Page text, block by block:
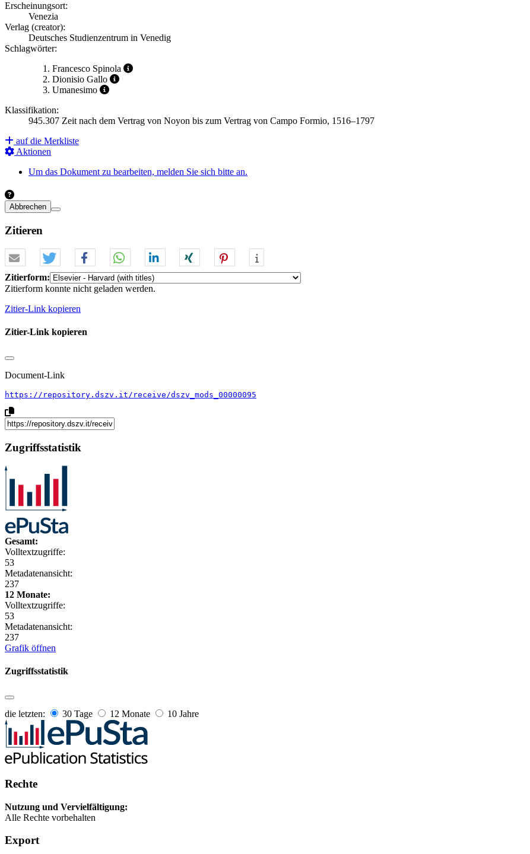
Erscheinungsort:
Venezia
Verlag (creator):
Deutsches Studienzentrum in Venedig
Schlagwörter:
Francesco Spinola
Dionisio Gallo
Umanesimo
Klassifikation:
945.307 Zeit nach dem Vertrag von Noyon bis zum Vertrag von Campo Formio, 1516–1797
auf die Merkliste
Aktionen
Um das Dokument zu bearbeiten, melden Sie sich bitte an.
Abbrechen
Zitieren
Zitierform:
Zitierform konnte nicht geladen werden.
Zitier-Link kopieren
Zitier-Link kopieren
Document-Link
https://repository.dszv.it/receive/dszv_mods_00000095
Zugriffsstatistik
Gesamt:
Volltextzugriffe:
53
Metadatenansicht:
237
12 Monate:
Volltextzugriffe:
53
Metadatenansicht:
237
Grafik öffnen
Zugriffsstatistik
die letzten: 30 Tage 12 Monate 10 Jahre
Rechte
Nutzung und Vervielfältigung:
Alle Rechte vorbehalten
Export